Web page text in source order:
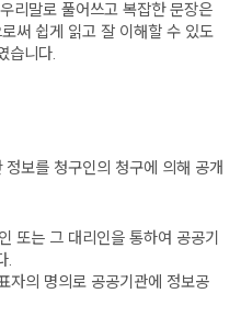
리말로 풀어쓰고 복잡한 문장은
써 쉽게 읽고 잘 이해할 수 있도
습니다.
보를 청구인의 청구에 의해 공개
또는 그 대리인을 통하여 공공기
.
자의 명의로 공공기관에 정보공